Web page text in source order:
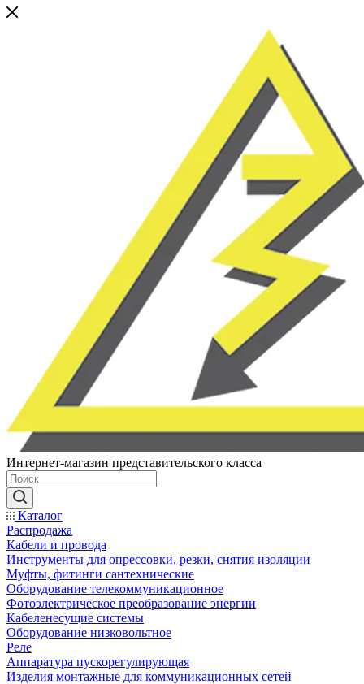
Интернет-магазин представительского класса
Каталог
Распродажа
Кабели и провода
Инструменты для опрессовки, резки, снятия изоляции
Муфты, фитинги сантехнические
Оборудование телекоммуникационное
Фотоэлектрическое преобразование энергии
Кабеленесущие системы
Оборудование низковольтное
Реле
Аппаратура пускорегулирующая
Изделия монтажные для коммуникационных сетей